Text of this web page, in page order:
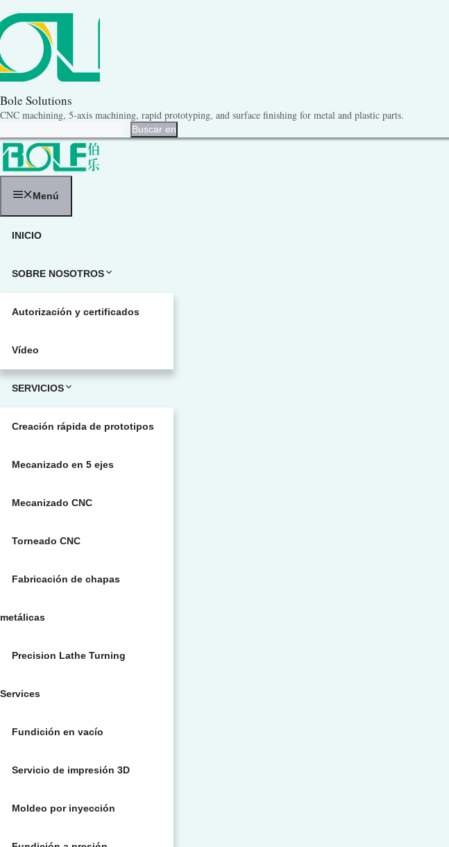
al
contenido
Bole Solutions
CNC machining, 5-axis machining, rapid prototyping, and surface finishing for metal and plastic parts.
Buscar en
Menú
INICIO
SOBRE NOSOTROS
Autorización y certificados
Vídeo
SERVICIOS
Creación rápida de prototipos
Mecanizado en 5 ejes
Mecanizado CNC
Torneado CNC
Fabricación de chapas
metálicas
Precision Lathe Turning
Services
Fundición en vacío
Servicio de impresión 3D
Moldeo por inyección